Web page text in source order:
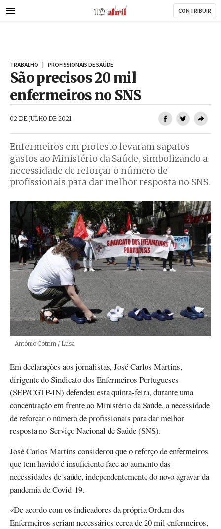
para
AbrilAbril CONTRIBUIR
TRABALHO PROFISSIONAIS DE SAÚDE
São precisos 20 mil
enfermeiros no SNS
02 DE JULHO DE 2021
Enfermeiros em protesto levaram sapatos
gastos ao Ministério da Saúde, simbolizando a
necessidade de reforçar o número de
profissionais para dar melhor resposta no SNS.
Créditos
António Cotrim / Lusa
Em declarações aos jornalistas, José Carlos Martins,
dirigente do Sindicato dos Enfermeiros Portugueses
(SEP/CGTP-IN) defendeu esta quinta-feira, durante uma
concentração em frente ao Ministério da Saúde, a necessidade
de reforçar o número de profissionais para dar melhor
resposta no Serviço Nacional de Saúde (SNS).
José Carlos Martins considerou que o reforço de enfermeiros
que tem havido é insuficiente face ao aumento das
necessidades de saúde, independentemente do novo agravar da
pandemia de Covid-19.
«De acordo com os indicadores da própria Ordem dos
Enfermeiros seriam necessários cerca de 20 mil enfermeiros,